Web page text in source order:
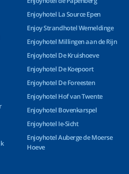
Enjoyhotel La Source Epen
Enjoy Strandhotel Wemeldinge
Enjoyhotel Millingen aan de Rijn
Enjoyhotel De Kruishoeve
Enjoyhotel De Koepoort
Enjoyhotel De Foreesten
Enjoyhotel Hof van Twente
Enjoyhotel Bovenkarspel
Enjoyhotel Ie-Sicht
Enjoyhotel Auberge de Moerse
Hoeve